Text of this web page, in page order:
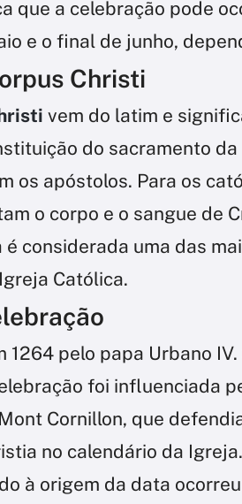
que a celebração pode
e o final de junho,
Christi
vem do latim e
do sacramento
os apóstolos. Para os
o corpo e o sangue de
é considerada uma das
Católica.
pelo papa Urbano
foi influenciada
Cornillon, que
no calendário da Igreja.
à origem da data